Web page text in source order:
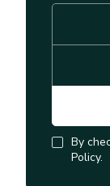
By
Policy.